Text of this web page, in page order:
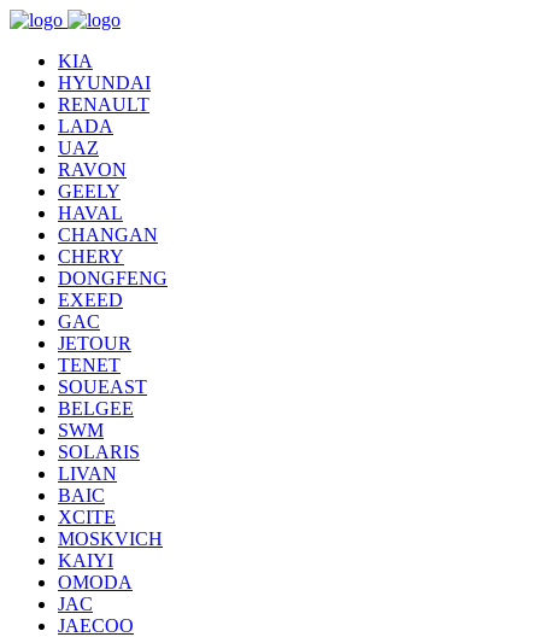
KIA
HYUNDAI
RENAULT
LADA
UAZ
RAVON
GEELY
HAVAL
CHANGAN
CHERY
DONGFENG
EXEED
GAC
JETOUR
TENET
SOUEAST
BELGEE
SWM
SOLARIS
LIVAN
BAIC
XCITE
MOSKVICH
KAIYI
OMODA
JAC
JAECOO